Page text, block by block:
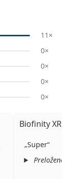
11×
0×
0×
0×
0×
Biofinity XR
Super
Preložené